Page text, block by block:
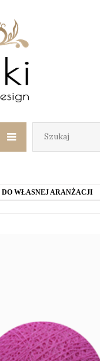
WŁASNEJ ARANŻACJI